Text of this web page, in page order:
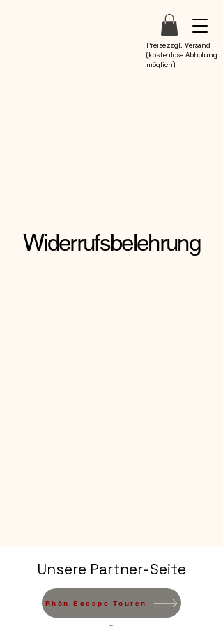
Preise zzgl. Versand
(kostenlose Abholung
möglich)
Widerrufsbelehrung
Unsere Partner-Seite
Rhön Escape Touren